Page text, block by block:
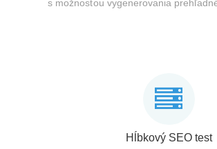
s možnosťou vygenerovania
Hĺbkový SEO test